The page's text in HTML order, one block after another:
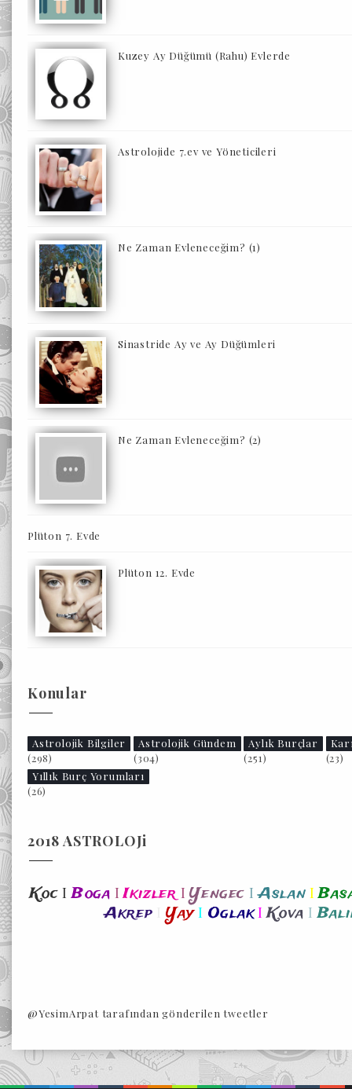
Kuzey Ay Düğümü (Rahu) Evlerde
Astrolojide 7.ev ve Yöneticileri
Ne Zaman Evleneceğim? (1)
Sinastride Ay ve Ay Düğümleri
Ne Zaman Evleneceğim? (2)
Plüton 7. Evde
Plüton 12. Evde
Konular
Astrolojik Bilgiler
(298)
Astrolojik Gündem
(304)
Aylık Burçlar
(251)
(23)
Yıllık Burç Yorumları
(26)
2018 ASTROLOJi
Koc I Boga I Ikizler I Yengec I Aslan I
Akrep
Yay I Oglak I Kova I
@YesimArpat tarafından gönderilen tweetler